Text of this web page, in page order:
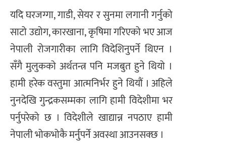
यदि घरजग्गा, गाडी, सेयर र सुनमा लगानी गर्नुको
साटो उद्योग, कारखाना, कृषिमा गरिएको भए आज
नेपाली रोजगारीका लागि विदेशिनुपर्ने थिएन ।
सँगै मुलुकको अर्थतन्त्र पनि मजबुत हुने थियो ।
हामी हरेक वस्तुमा आत्मनिर्भर हुने थियौं । अहिले
नुनदेखि गुन्द्रकसम्मका लागि हामी विदेशीमा भर
पर्नुपरेको छ । विदेशीले खाद्यान्न नपठाए हामी
नेपाली भोकभोकै मर्नुपर्ने अवस्था आउनसक्छ ।